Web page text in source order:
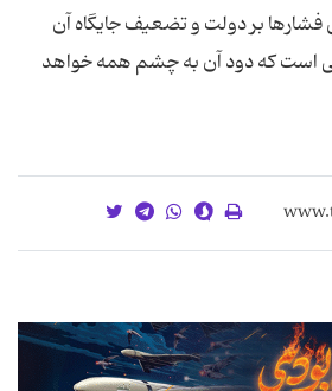
فشارها بر دولت و تضعیف جایگاه آن
است که دود آن به چشم همه خواهد